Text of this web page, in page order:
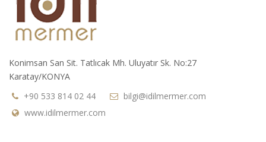
Konimsan San Sit. Tatlıcak Mh. Uluyatır Sk. No:27
Karatay/KONYA
+90 533 814 02 44
bilgi@idilmermer.com
www.idilmermer.com